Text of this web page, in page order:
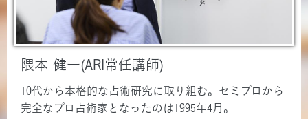
隈本 健一(ARI常任講師)
10代から本格的な占術研究に取り組む。セミプロから
完全なプロ占術家となったのは1995年4月。